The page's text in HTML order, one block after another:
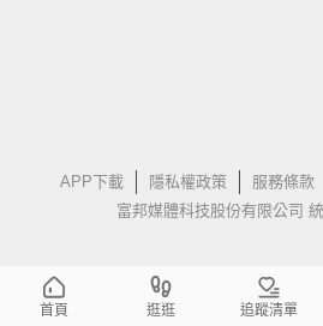
APP下載 隱私權政策 服務條款
富邦媒體科技股份有限公司
首頁 逛逛 追蹤清單